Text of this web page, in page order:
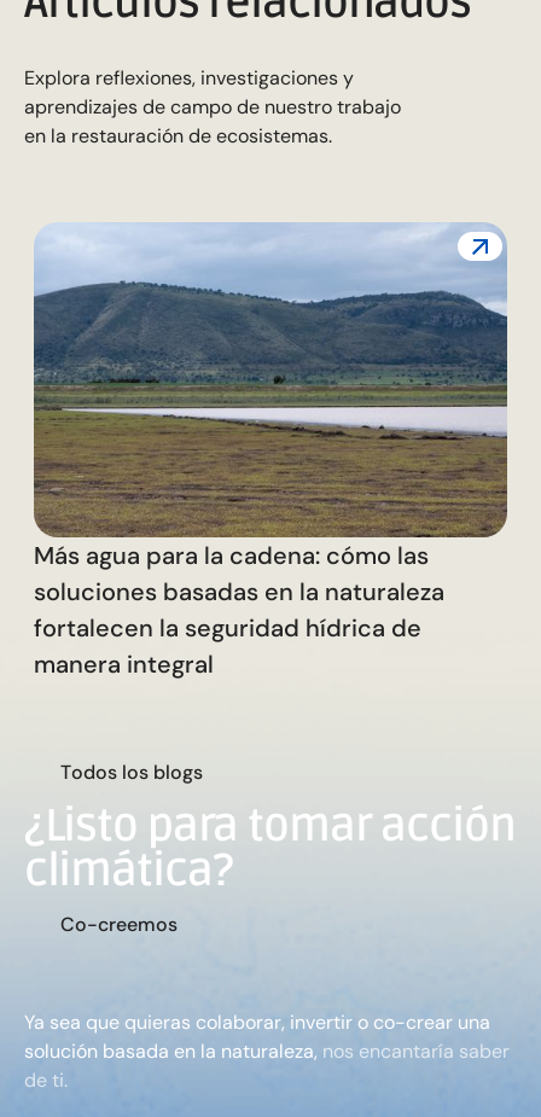
Explora reflexiones, investigaciones y
aprendizajes de campo de nuestro trabajo
en la restauración de ecosistemas.
Más agua para la cadena: cómo las
soluciones basadas en la naturaleza
fortalecen la seguridad hídrica de
manera integral
Todos los blogs
¿Listo para tomar acción
climática?
Co-creemos
Ya sea que quieras colaborar, invertir o co-crear una
solución basada en la naturaleza, nos encantaría saber
de ti.